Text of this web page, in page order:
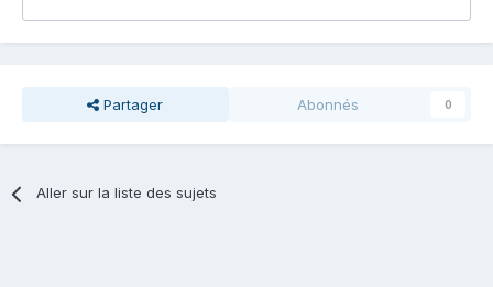
Partager Abonnés 0
Aller sur la liste des sujets